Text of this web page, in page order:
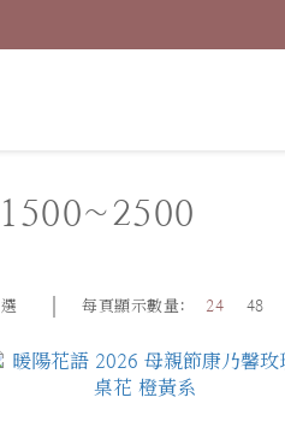
每頁顯示數量: 24 48